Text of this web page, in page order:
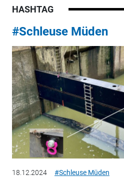
HASHTAG
#Schleuse Müden
18.12.2024 #Schleuse Müden